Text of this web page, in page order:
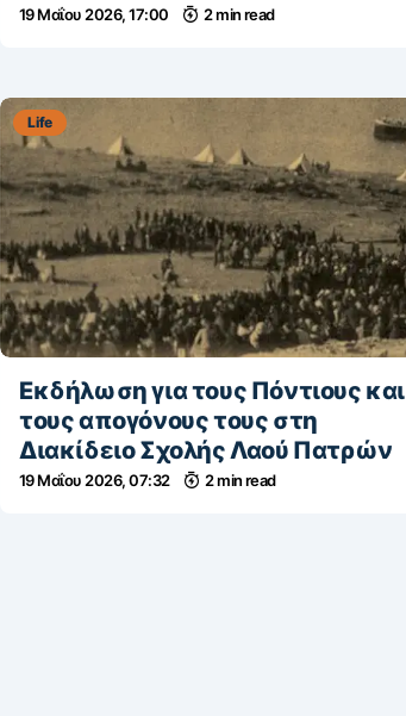
19 Μαΐου 2026, 17:00 2 min read
Life
Εκδήλωση για τους Πόντιους και
τους απογόνους τους στη
Διακίδειο Σχολής Λαού Πατρών
19 Μαΐου 2026, 07:32 2 min read